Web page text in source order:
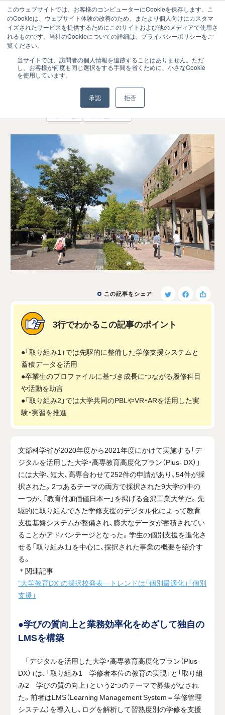
このウェブサイトでは、お客様のコンピューターにCookieを保存します。こ
のCookieは、ウェブサイト体験の改善のため、またより個人向けにカスタマ
イズされたサービスを提供するためにこのサイトおよび他のメディアで使用さ
れるものです。当社のCookieについての詳細は、プライバシーポリシーをご
覧ください。
当サイトでは、訪問者の個人情報を追跡することはありません。ただ
し、お客様が何度も同じ選択をする手間を省くために、小さなCookie
を使用しています。
承認 拒否
17
「Plus-DX」ダブル採択の金沢工業大学－
学修の個別最適化をめざす
この記事をシェア
3行でわかるこの記事のポイント
●「取り組み1」では先駆的に整備した学修支援システムと
蓄積データを活用
●卒業生のプロファイルに基づき成長につながる履修科目
や活動を助言
●「取り組み2」では大学共同のPBLやVR・ARを活用した実
験・実習を推進
文部科学省が2020年度から2021年度にかけて実施する「デ
ジタルを活用した大学・高専教育高度化プラン（Plus- DX）」
には大学、短大、高専合わせて252件の申請があり、54件が採
択された。2つあるテーマの両方で採択された9大学の中の
一つが、「教育付加価値日本一」を掲げる金沢工業大学だ。先
駆的に取り組んできた学修支援のデジタル化によって教育
支援基盤システムが整備され、膨大なデータが蓄積されてい
ることがアドバンテージとなった。学生の個別支援を進化さ
せる「取り組み1」を中心に、採択された事業の概要を紹介す
る。
＊関連記事
"大学教育DX"の採択校発表―トレンドは「個別最適化」「個別
支援」
●学びの質向上と業務効率化をめざして独自の
LMSを構築
「デジタルを活用した大学・高専教育高度化プラン（Plus-
DX）」は、「取り組み1 学修者本位の教育の実現」と「取り組
み2 学びの質の向上」という2つのテーマで募集がなされ
た。前者はLMS（Learning Management System＝学修管理
システム）を導入し、ログを解析して習熟度別の学修を支援